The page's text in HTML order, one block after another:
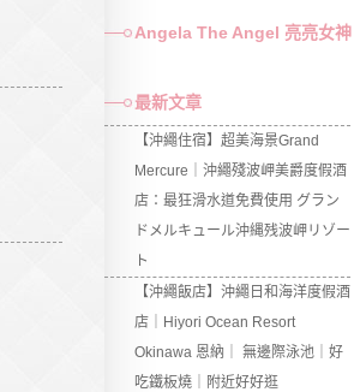
Angela The Angel 亮亮女神
最新文章
【沖繩住宿】超美海景Grand
Mercure｜沖繩殘波岬美爵度假酒
店：最狂滑水道免費使用 グラン
ドメルキュール沖縄残波岬リゾー
ト
【沖繩飯店】沖繩日和海洋度假酒
店｜Hiyori Ocean Resort
Okinawa 恩納｜ 無邊際泳池｜好
吃鐵板燒｜附近好好逛